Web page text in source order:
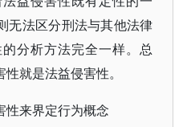
无法区分刑法与其他法律
分析方法完全一样。总
就是法益侵害性。
性来界定行为概念